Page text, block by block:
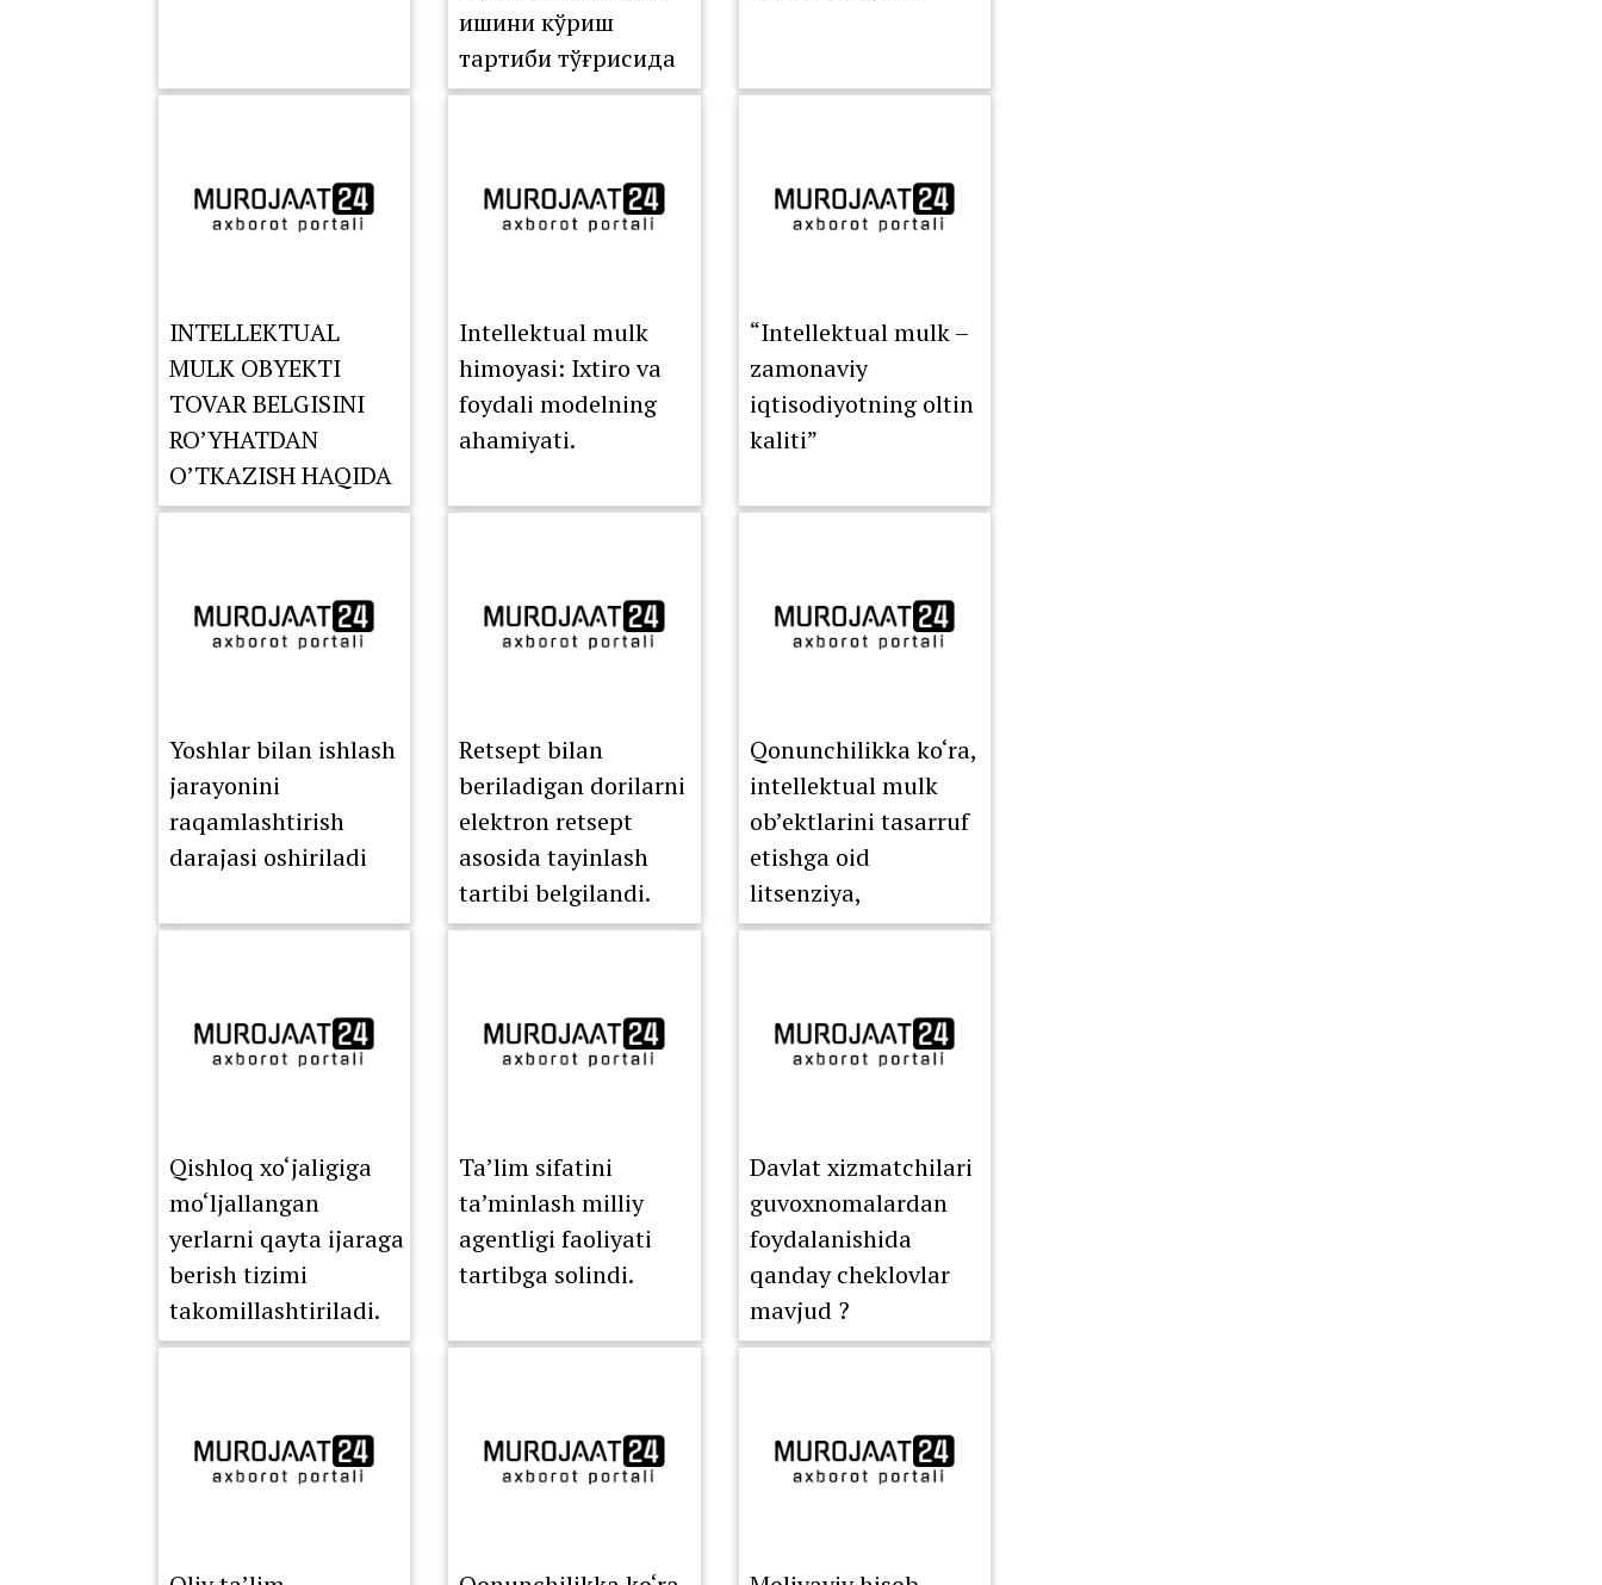
ишини кўриш
тартиби тўғрисида
INTELLEKTUAL
MULK OBYEKTI
TOVAR BELGISINI
RO’YHATDAN
O’TKAZISH HAQIDA
XABARDORMISIZ?
Intellektual mulk
himoyasi: Ixtiro va
foydali modelning
ahamiyati.
“Intellektual mulk –
zamonaviy
iqtisodiyotning oltin
kaliti”
Yoshlar bilan ishlash
jarayonini
raqamlashtirish
darajasi oshiriladi
Retsept bilan
beriladigan dorilarni
elektron retsept
asosida tayinlash
tartibi belgilandi.
Qonunchilikka ko‘ra,
intellektual mulk
ob’ektlarini tasarruf
etishga oid
litsenziya,
sublitsenziya va
shartnomalar to‘liq
elektron ro‘yxatdan
Qishloq xo‘jaligiga
mo‘ljallangan
yerlarni qayta ijaraga
berish tizimi
takomillashtiriladi.
Ta’lim sifatini
ta’minlash milliy
agentligi faoliyati
tartibga solindi.
Davlat xizmatchilari
guvoxnomalardan
foydalanishida
qanday cheklovlar
mavjud ?